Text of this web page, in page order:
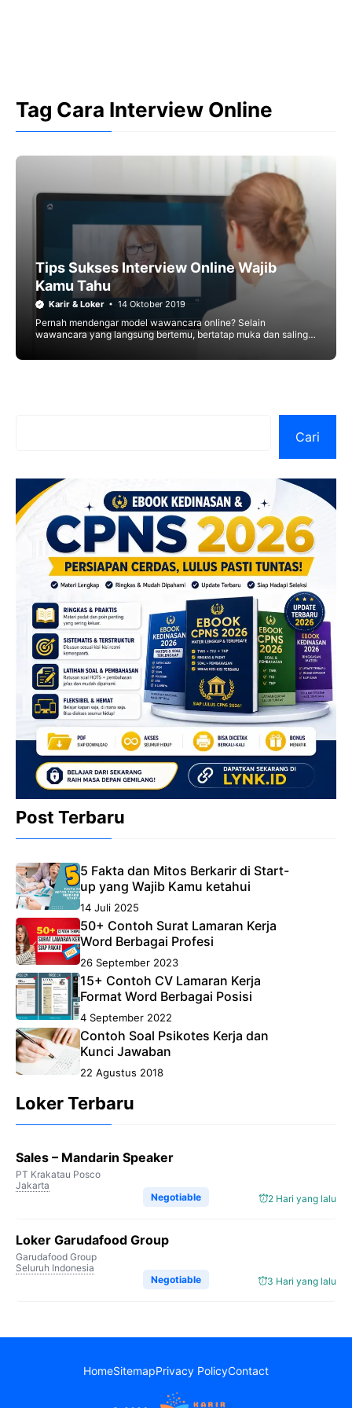
Tag Cara Interview Online
Tips Sukses Interview Online Wajib
Kamu Tahu
Karir & Loker 14 Oktober 2019
Pernah mendengar model wawancara online? Selain
wawancara yang langsung bertemu, bertatap muka dan saling
secara online. Apa
Cari
Post Terbaru
5 Fakta dan Mitos Berkarir di Start-
up yang Wajib Kamu ketahui
14 Juli 2025
50+ Contoh Surat Lamaran Kerja
Word Berbagai Profesi
26 September 2023
15+ Contoh CV Lamaran Kerja
Format Word Berbagai Posisi
4 September 2022
Contoh Soal Psikotes Kerja dan
Kunci Jawaban
22 Agustus 2018
Loker Terbaru
Sales – Mandarin Speaker
PT Krakatau Posco
Jakarta
2 Hari yang lalu
Negotiable
Loker Garudafood Group
Garudafood Group
Seluruh Indonesia
3 Hari yang lalu
Negotiable
HomeSitemapPrivacy PolicyContact